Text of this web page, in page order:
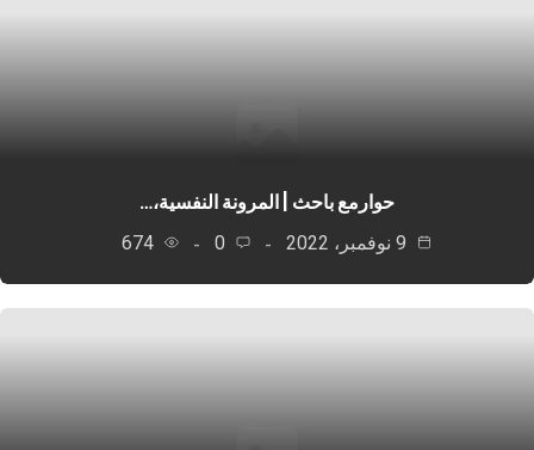
حوارمع باحث | المرونة النفسية،…
0
674